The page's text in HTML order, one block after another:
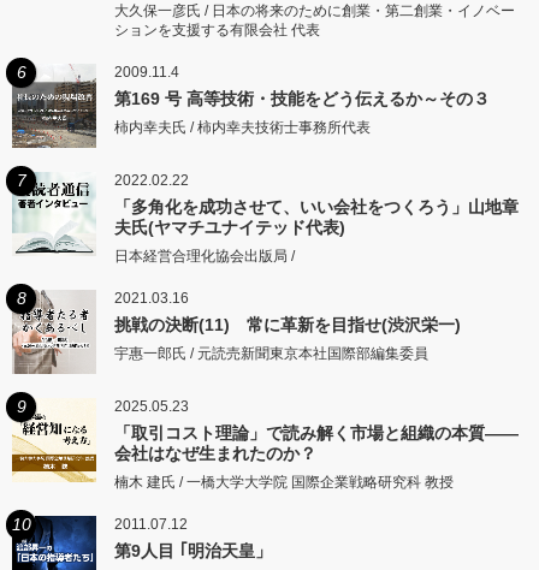
大久保一彦氏 / 日本の将来のために創業・第二創業・イノベー
ションを支援する有限会社 代表
6 2009.11.4
第169 号 高等技術・技能をどう伝えるか～その３
柿内幸夫氏 / 柿内幸夫技術士事務所代表
7 2022.02.22
「多角化を成功させて、いい会社をつくろう」山地章
夫氏(ヤマチユナイテッド代表)
日本経営合理化協会出版局 /
8 2021.03.16
挑戦の決断(11) 常に革新を目指せ(渋沢栄一)
宇惠一郎氏 / 元読売新聞東京本社国際部編集委員
9 2025.05.23
「取引コスト理論」で読み解く市場と組織の本質――
会社はなぜ生まれたのか？
楠木 建氏 / 一橋大学大学院 国際企業戦略研究科 教授
10 2011.07.12
第9人目 ｢明治天皇」